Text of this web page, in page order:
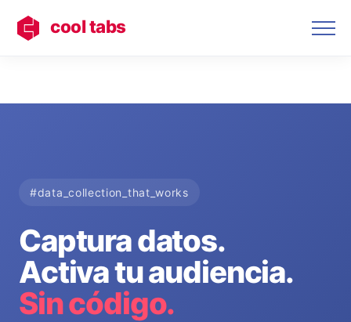
cool tabs
#data_collection_that_works
Captura datos.
Activa tu audiencia.
Sin código.